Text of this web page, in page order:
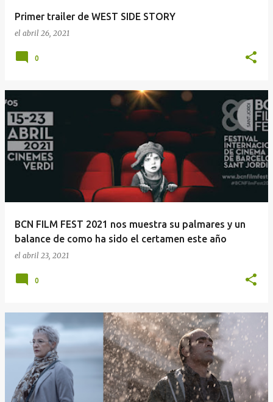
Primer trailer de WEST SIDE STORY
el abril 26, 2021
0
BCN FILM FEST 2021 nos muestra su palmares y un
balance de como ha sido el certamen este año
el abril 23, 2021
0